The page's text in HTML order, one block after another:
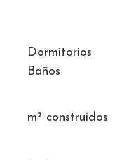
Dormitorios
Baños
m² construidos